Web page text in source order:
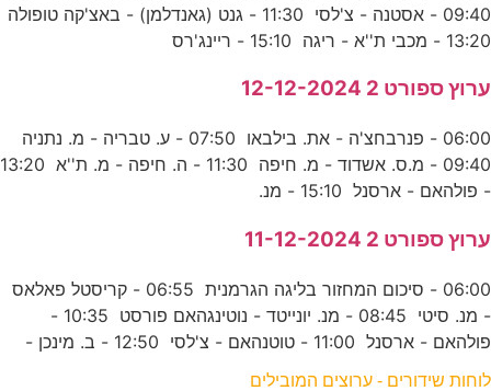
09:40 - אסטנה - צ'לסי 11:30 - גנט (גאנדלמן) - באצ'קה טופולה
13:20 - מכבי ת''א - ריגה 15:10 - ריינג'רס
ערוץ ספורט 2 12-12-2024
06:00 - פנרבחצ'ה - את. בילבאו 07:50 - ע. טבריה - מ. נתניה
09:40 - מ.ס. אשדוד - מ. חיפה 11:30 - ה. חיפה - מ. ת''א 13:20
- פולהאם - ארסנל 15:10 - מנ.
ערוץ ספורט 2 11-12-2024
06:00 - סיכום המחזור בליגה הגרמנית 06:55 - קריסטל פאלאס
- מנ. סיטי 08:45 - מנ. יונייטד - נוטינגהאם פורסט 10:35 -
פולהאם - ארסנל 11:00 - טוטנהאם - צ'לסי 12:50 - ב. מינכן -
לוחות שידורים - ערוצים המובילים